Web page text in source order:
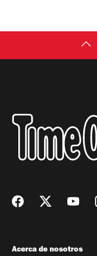
Acerca de nosotros